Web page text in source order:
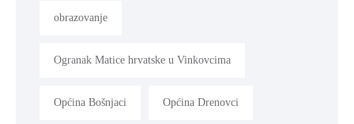
obrazovanje
Ogranak Matice hrvatske u Vinkovcima
Općina Bošnjaci Općina Drenovci